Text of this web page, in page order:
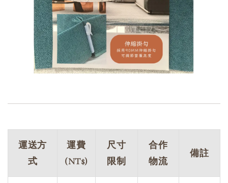
運送方
式
運費
(NT$)
尺寸
限制
合作
物流
備註